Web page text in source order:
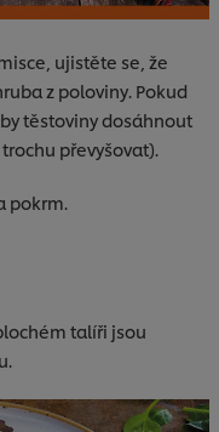
ujistěte se, že
z poloviny. Pokud
těstoviny dosáhnout
převyšovat).
pokrm.
talíři jsou